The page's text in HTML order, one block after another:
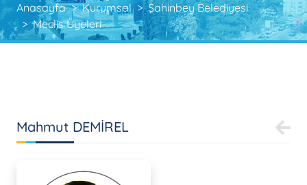
Anasayfa Kurumsal
Şahinbey Belediyesi
Meclis Üyeleri
Mahmut DEMİREL